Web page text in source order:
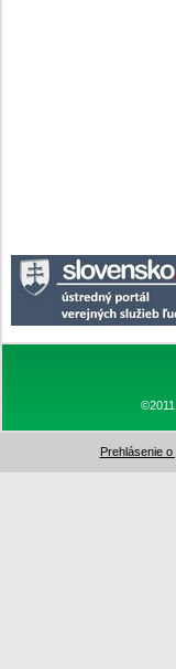
Prehlásenie